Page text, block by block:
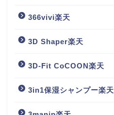
366vivi楽天
3D Shaper楽天
3D-Fit CoCOON楽天
3in1保湿シャンプー楽天